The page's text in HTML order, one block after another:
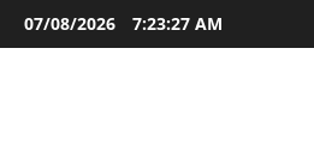
07/08/2026 7:23:28 AM